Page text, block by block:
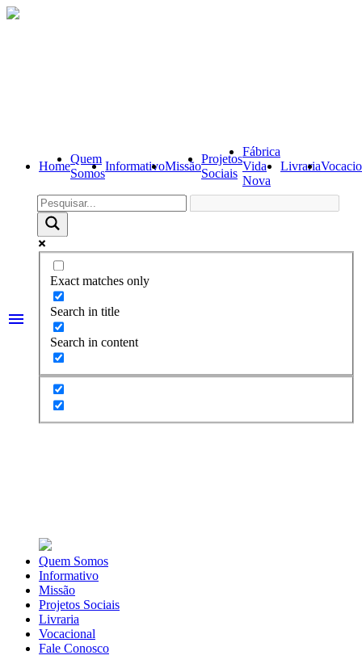
Home
Quem
Somos
InformativoMissão
Projetos
Sociais
Fábrica
Vida
Nova
Livraria
menu
Exact matches only
Search in title
Search in content
Quem Somos
Informativo
Missão
Projetos Sociais
Livraria
Vocacional
Fale Conosco